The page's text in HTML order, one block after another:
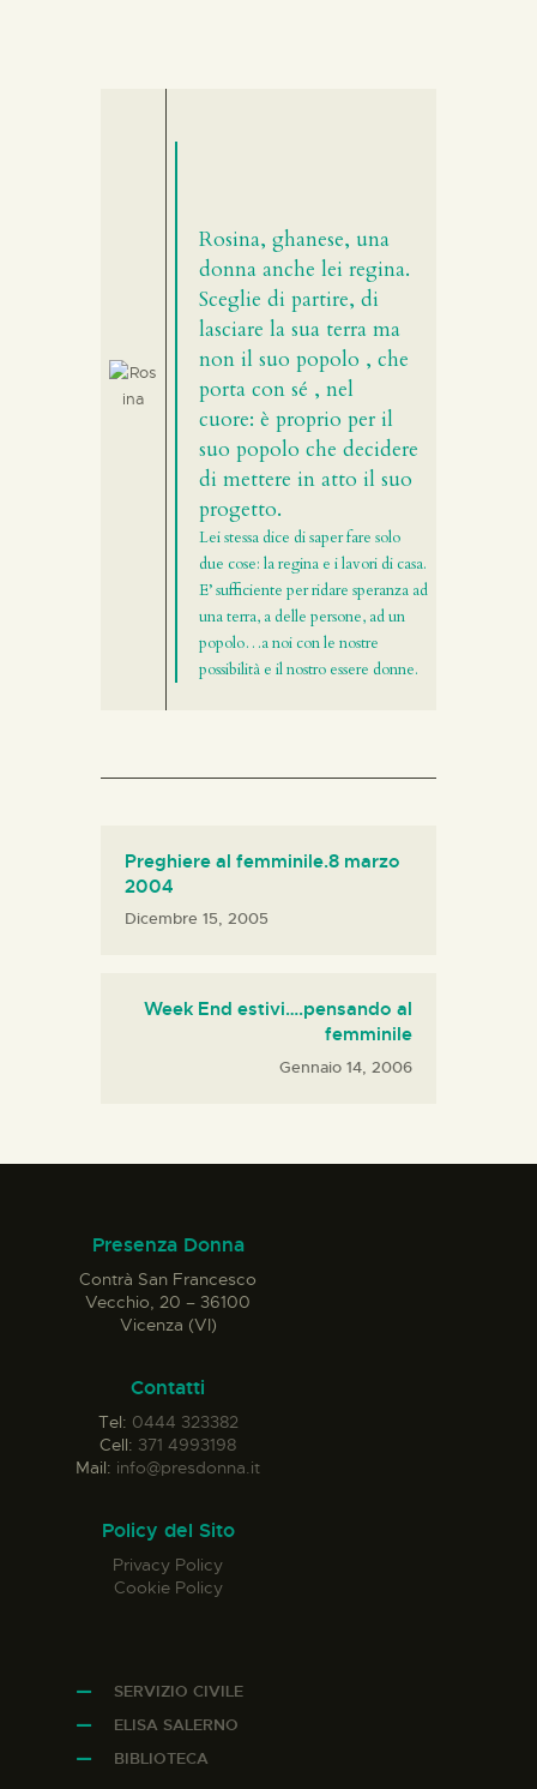
Rosina, ghanese, una
donna anche lei regina.
Sceglie di partire, di
lasciare la sua terra ma
non il suo popolo , che
porta con sé , nel
cuore: è proprio per il
suo popolo che decidere
di mettere in atto il suo
progetto.
Lei stessa dice di saper fare solo
due cose: la regina e i lavori di casa.
E’ sufficiente per ridare speranza ad
una terra, a delle persone, ad un
popolo…a noi con le nostre
possibilità e il nostro essere donne.
Preghiere al femminile.8 marzo
2004
Dicembre 15, 2005
Week End estivi….pensando al
femminile
Gennaio 14, 2006
Presenza Donna
Contrà San Francesco
Vecchio, 20 – 36100
Vicenza (VI)
Contatti
Tel: 0444 323382
Cell: 371 4993198
Mail: info@presdonna.it
Policy del Sito
Privacy Policy
Cookie Policy
SERVIZIO CIVILE
ELISA SALERNO
BIBLIOTECA